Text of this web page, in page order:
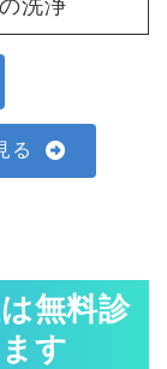
洗浄
る
無料診
す